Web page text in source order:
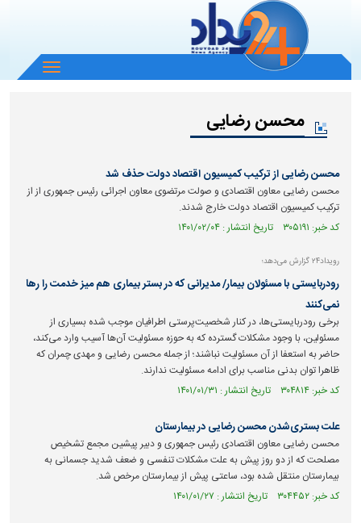
باز
و
محسن رضایی
محسن رضایی از ترکیب کمیسیون اقتصاد دولت حذف شد
محسن رضایی معاون اقتصادی و صولت مرتضوی معاون اجرائی رئیس جمهوری از از
ترکیب کمیسیون اقتصاد دولت خارج شدند.
کد خبر: ۳۰۵۱۹۱ تاریخ انتشار : ۱۴۰۱/۰۲/۰۴
رویداد۲۴ گزارش می‌دهد؛
رودربایستی با مسئولان بیمار/ مدیرانی که در بستر بیماری هم میز خدمت را رها
نمی‌کنند
برخی رودربایستی‌ها، در کنار شخصیت‌پرستی اطرافیان موجب شده بسیاری از
مسئولین، با وجود مشکلات گسترده که به حوزه مسئولیت آن‌ها آسیب وارد می‌کند،
حاضر به استعفا از آن مسئولیت نباشند؛ از جمله محسن رضایی و مهدی چمران که
ظاهرا توان بدنی مناسب برای ادامه مسئولیت ندارند.
کد خبر: ۳۰۴۸۱۴ تاریخ انتشار : ۱۴۰۱/۰۱/۳۱
علت بستری‌شدن محسن رضایی در بیمارستان
محسن رضایی معاون اقتصادی رئیس جمهوری و دبیر پیشین مجمع تشخیص
مصلحت که از دو روز پیش به علت مشکلات تنفسی و ضعف شدید جسمانی به
بیمارستان منتقل شده بود، ساعتی پیش از بیمارستان مرخص شد.
کد خبر: ۳۰۴۴۵۲ تاریخ انتشار : ۱۴۰۱/۰۱/۲۷